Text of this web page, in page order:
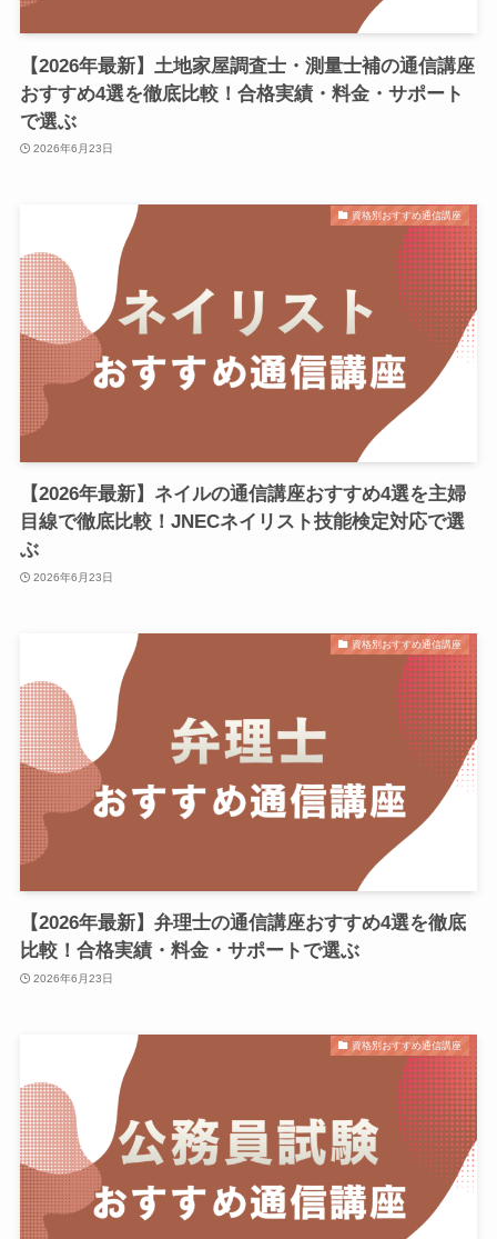
【2026年最新】土地家屋調査士・測量士補の通信講座
おすすめ4選を徹底比較！合格実績・料金・サポート
で選ぶ
2026年6月23日
資格別おすすめ通信講座
【2026年最新】ネイルの通信講座おすすめ4選を主婦
目線で徹底比較！JNECネイリスト技能検定対応で選
ぶ
2026年6月23日
資格別おすすめ通信講座
【2026年最新】弁理士の通信講座おすすめ4選を徹底
比較！合格実績・料金・サポートで選ぶ
2026年6月23日
資格別おすすめ通信講座